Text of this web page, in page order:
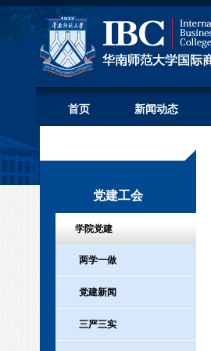
首页 新闻动态
党建工会
学院党建
两学一做
党建新闻
三严三实